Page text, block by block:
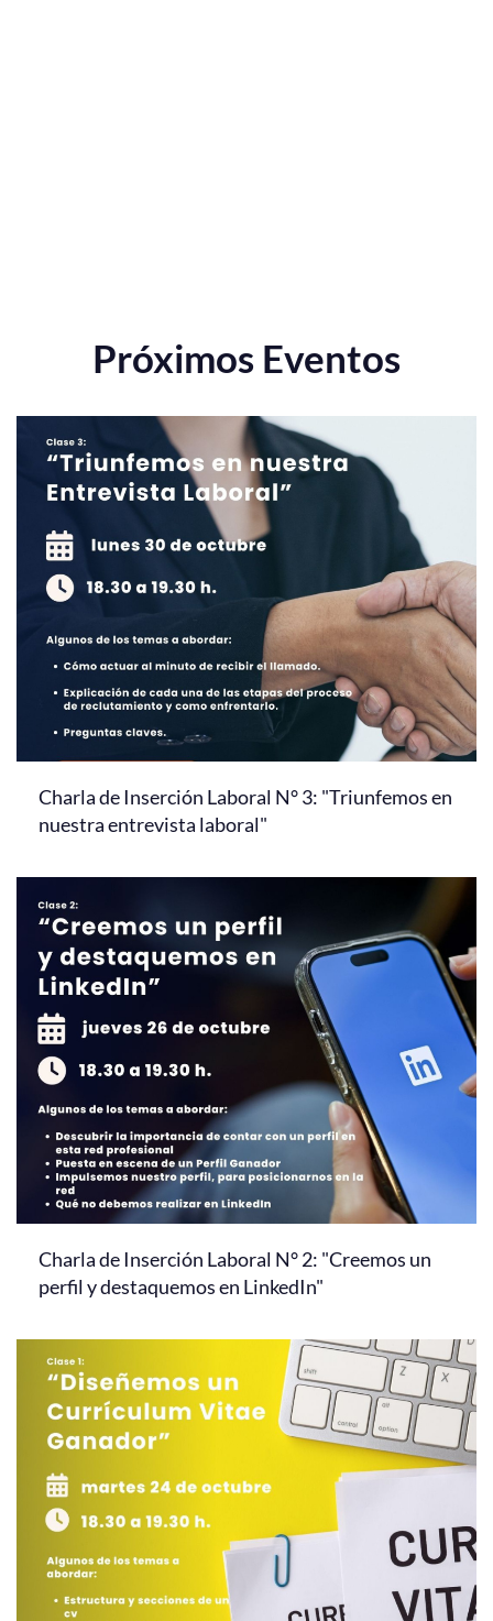
Próximos Eventos
Charla de Inserción Laboral N° 3: "Triunfemos en
nuestra entrevista laboral"
Charla de Inserción Laboral N° 2: "Creemos un
perfil y destaquemos en LinkedIn"